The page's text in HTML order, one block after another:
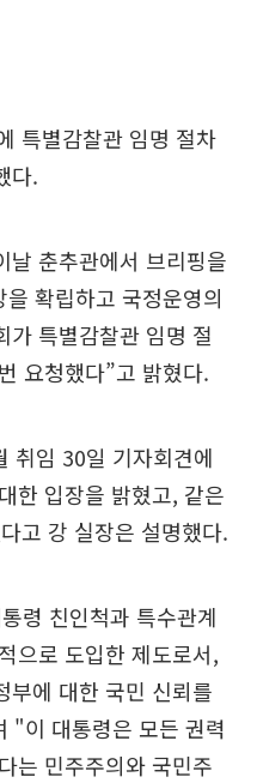
특별감찰관 임명 절차
다.
날 춘추관에서 브리핑을
확립하고 국정운영의
가 특별감찰관 임명 절
요청했다”고 밝혔다.
취임 30일 기자회견에
한 입장을 밝혔고, 같은
고 강 실장은 설명했다.
령 친인척과 특수관계
으로 도입한 제도로서,
부에 대한 국민 신뢰를
"이 대통령은 모든 권력
는 민주주의와 국민주